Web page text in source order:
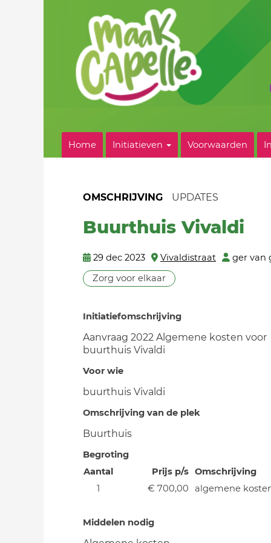
Home Initiatieven Voorwaarden
OMSCHRIJVING UPDATES
Buurthuis Vivaldi
29 dec 2023 Vivaldistraat
ger van
Zorg voor elkaar
Initiatiefomschrijving
Aanvraag 2022 Algemene kosten voor
buurthuis Vivaldi
Voor wie
buurthuis Vivaldi
Omschrijving van de plek
Buurthuis
Begroting
Aantal
Prijs p/s Omschrijving
1
€ 700,00 algemene
Middelen nodig